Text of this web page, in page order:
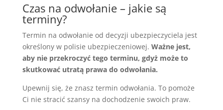
Czas na odwołanie – jakie są
terminy?
Termin na odwołanie od decyzji ubezpieczyciela jest
określony w polisie ubezpieczeniowej. Ważne jest,
aby nie przekroczyć tego terminu, gdyż może to
skutkować utratą prawa do odwołania.
Upewnij się, że znasz termin odwołania. To pomoże
Ci nie stracić szansy na dochodzenie swoich praw.